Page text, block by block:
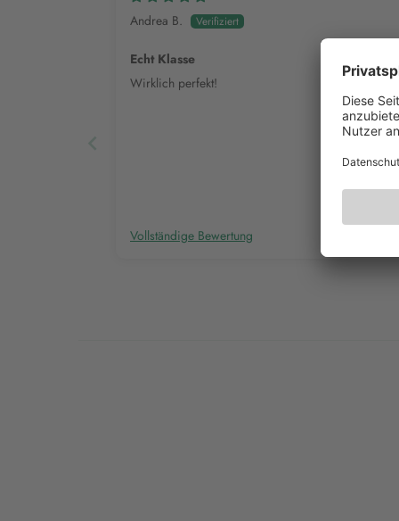
Andrea B.
Echt Klasse
Wirklich perfekt!
Vollständige Bewertung